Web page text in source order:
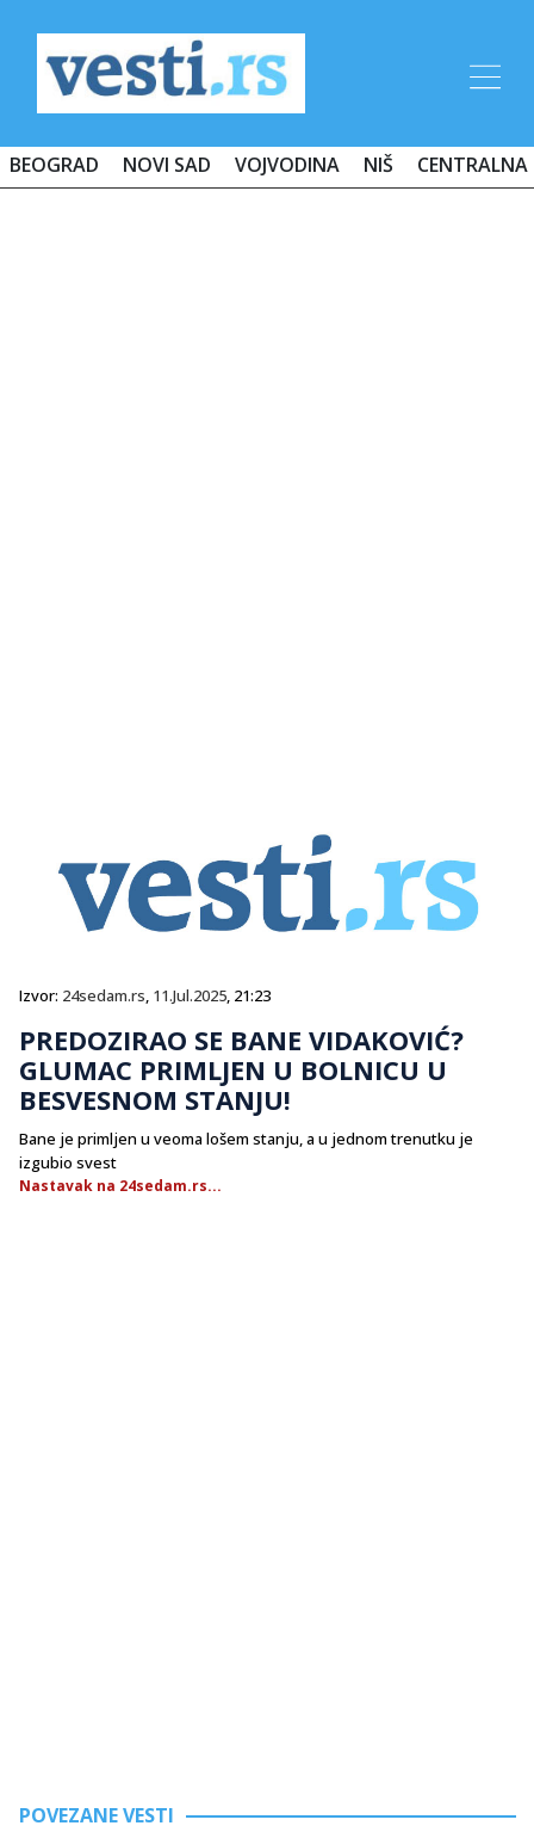
BEOGRAD NOVI SAD VOJVODINA NIŠ CENTRALNA
Izvor: 24sedam.rs, 11.Jul.2025, 21:23
PREDOZIRAO SE BANE VIDAKOVIĆ?
GLUMAC PRIMLJEN U BOLNICU U
BESVESNOM STANJU!
Bane je primljen u veoma lošem stanju, a u jednom trenutku je
izgubio svest
Nastavak na 24sedam.rs...
POVEZANE VESTI